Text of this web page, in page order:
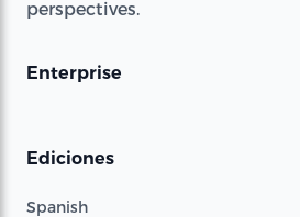
perspectives.
Enterprise
Ediciones
Spanish